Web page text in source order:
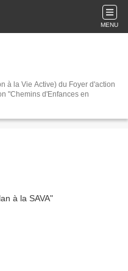
MENU
à la Vie Active) du Foyer d'action
"Chemins d'Enfances en